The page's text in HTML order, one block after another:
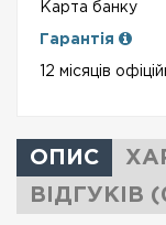
Карта банку
Гарантія
12 місяців
ОПИС
ВІДГУКІВ